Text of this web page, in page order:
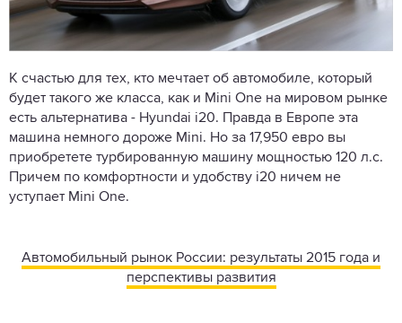
К счастью для тех, кто мечтает об автомобиле, который
будет такого же класса, как и Mini One на мировом рынке
есть альтернатива - Hyundai i20. Правда в Европе эта
машина немного дороже Mini. Но за 17,950 евро вы
приобретете турбированную машину мощностью 120 л.с.
Причем по комфортности и удобству i20 ничем не
уступает Mini One.
Автомобильный рынок России: результаты 2015 года и
перспективы развития